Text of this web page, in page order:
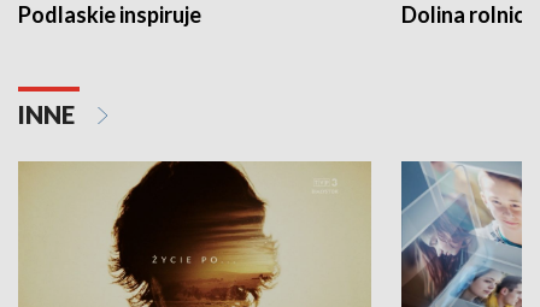
Podlaskie inspiruje Dolina
INNE